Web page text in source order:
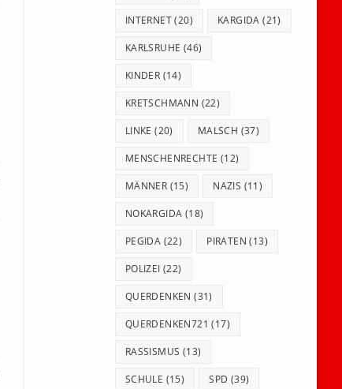
INTERNET(20) KARGIDA (21)
KARLSRUHE (46)
KINDER (14)
KRETSCHMANN (22)
LINKE (20) MALSCH (37)
MENSCHENRECHTE (12)
MÄNNER (15) NAZIS (11)
NOKARGIDA (18)
PEGIDA (22) PIRATEN (13)
POLIZEI (22)
QUERDENKEN (31)
QUERDENKEN721 (17)
RASSISMUS (13)
SCHULE (15) SPD (39)